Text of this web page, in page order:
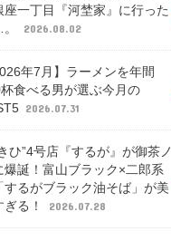
座一丁目『河埜家』に行った
2026.08.02
年7月】ラーメンを年間
食べる男が選ぶ今月の
2026.07.31
ひ”4号店『するが』が御茶ノ
爆誕！富山ブラック×二郎系
するがブラック油そば」が美
ぎる！
2026.07.28